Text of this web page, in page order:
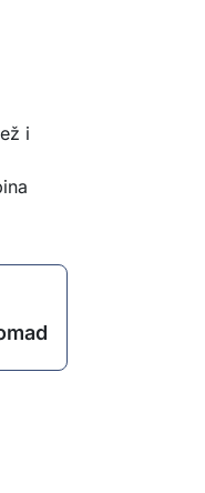
i